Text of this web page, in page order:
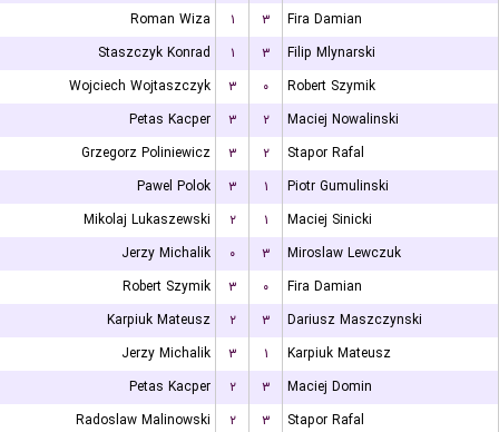
Roman Wiza
۱ ۳
Fira Damian
Staszczyk Konrad
۱ ۳
Filip Mlynarski
Wojciech Wojtaszczyk
۳ ۰
Robert Szymik
Petas Kacper
۳ ۲
Maciej Nowalinski
Grzegorz Poliniewicz
۳ ۲
Stapor Rafal
Pawel Polok
۳ ۱
Piotr Gumulinski
Mikolaj Lukaszewski
۲ ۱
Maciej Sinicki
Jerzy Michalik
۰ ۳
Miroslaw Lewczuk
Robert Szymik
۳ ۰
Fira Damian
Karpiuk Mateusz
۲ ۳
Dariusz Maszczynski
Jerzy Michalik
۳ ۱
Karpiuk Mateusz
Petas Kacper
۲ ۳
Maciej Domin
Radoslaw Malinowski
۲ ۳
Stapor Rafal